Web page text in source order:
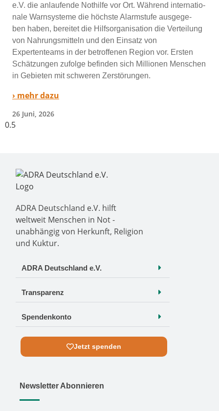
e.V. die anlau­fen­de Nothilfe vor Ort. Während inter­na­tio­
na­le Warnsysteme die höchs­te Alarmstufe aus­ge­ge­
ben haben, berei­tet die Hilfsorganisation die Verteilung
von Nahrungsmitteln und den Einsatz von
Expertenteams in der betrof­fe­nen Region vor. Ersten
Schätzungen zufol­ge befin­den sich Millionen Menschen
in Gebieten mit schwe­ren Zerstörungen.
› mehr dazu
26 Juni, 2026
ADRA Deutschland e.V. hilft
weltweit Menschen in Not -
unabhängig von Herkunft, Religion
und Kuktur.
ADRA Deutschland e.V.
Transparenz
Spendenkonto
Jetzt spenden
Newsletter Abonnieren